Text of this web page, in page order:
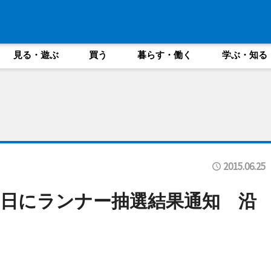
見る・遊ぶ 買う 暮らす・働く 学ぶ・知る
2015.06.25
にランナー抽選結果通知 沿